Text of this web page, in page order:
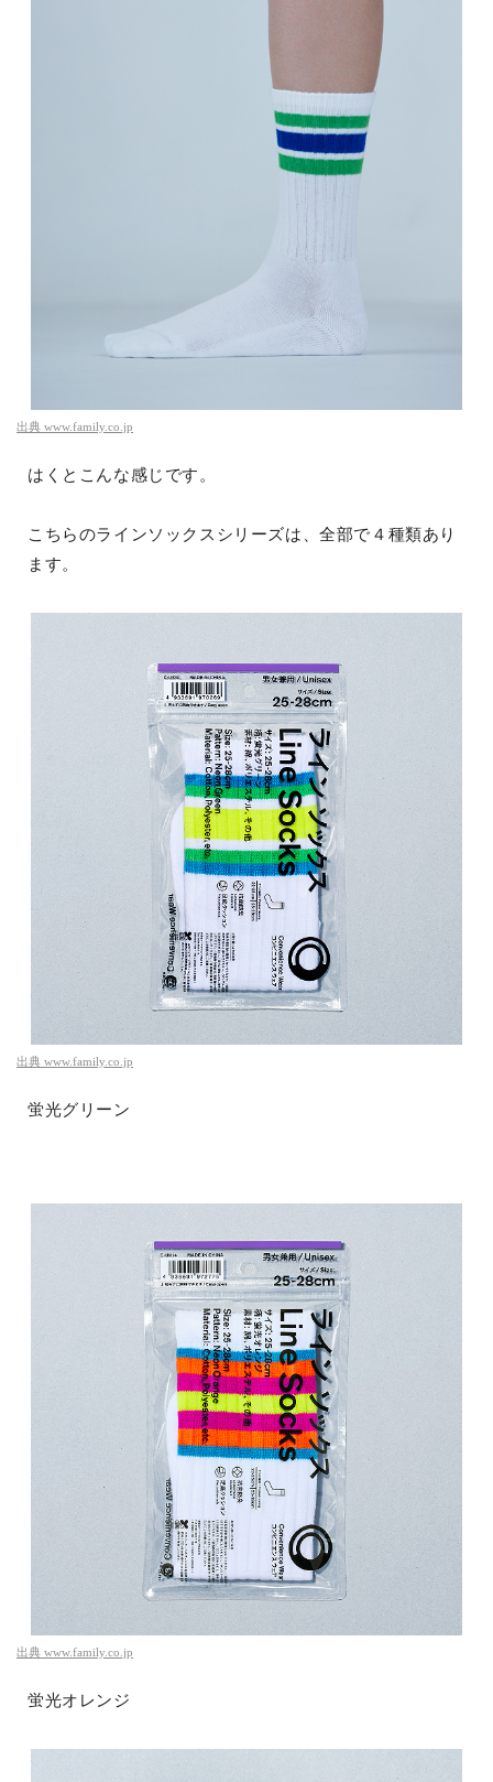
出典 www.family.co.jp
はくとこんな感じです。
こちらのラインソックスシリーズは、全部で４種類あり
ます。
出典 www.family.co.jp
蛍光グリーン
出典 www.family.co.jp
蛍光オレンジ